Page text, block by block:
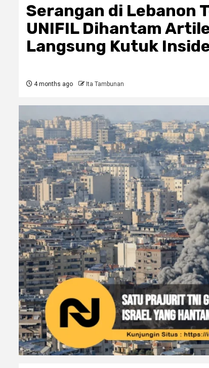
Serangan di Lebanon
UNIFIL Dihantam
Langsung Kutuk
4 months ago Ita Tambunan